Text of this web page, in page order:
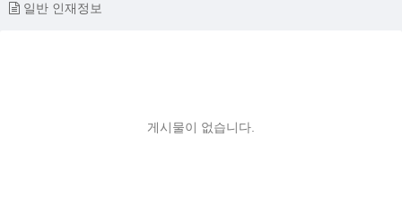
일반 인재정보
게시물이 없습니다.